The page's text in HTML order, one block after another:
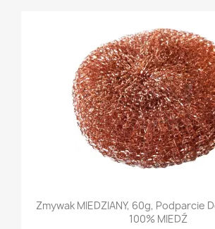
Zmywak MIEDZIANY, 60g, Podparcie
100% MIEDŹ